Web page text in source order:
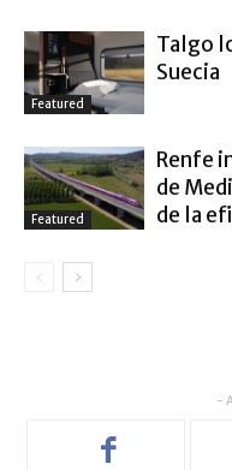
Featured
Talgo
Suecia
Featured
Renfe
de
de la
-